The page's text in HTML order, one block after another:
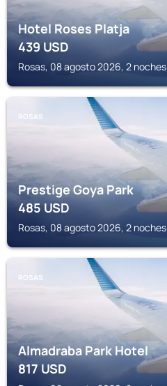
Hotel Roses Platja
439USD
Rosas, 08 agosto 2026, 2 noches
ROSAS
Prestige Goya Park
485USD
Rosas, 08 agosto 2026, 2 noches
ROSAS
Almadraba Park Hotel
817USD